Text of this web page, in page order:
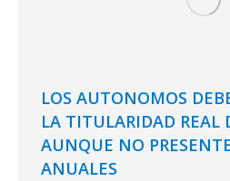
LOS AUTONOMOS
LA TITULARIDAD REAL
AUNQUE NO
ANUALES